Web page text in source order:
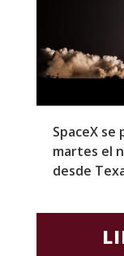
SpaceX
martes el
desde